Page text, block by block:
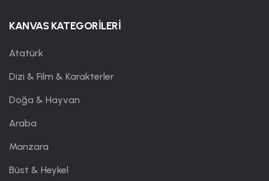
KANVAS KATEGORİLERİ
Atatürk
Dizi & Film & Karakterler
Doğa & Hayvan
Araba
Manzara
Büst & Heykel